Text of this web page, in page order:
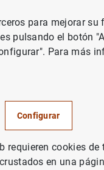
Banco Central Europeo
para mejorar
pulsando el botón
Para más
Configurar
cookies de
en una